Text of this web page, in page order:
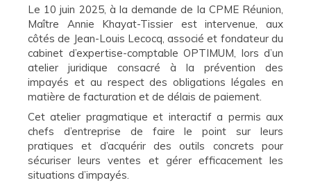
Le 10 juin 2025, à la demande de la CPME Réunion,
Maître Annie Khayat-Tissier est intervenue, aux
côtés de Jean-Louis Lecocq, associé et fondateur du
cabinet d’expertise-comptable OPTIMUM, lors d’un
atelier juridique consacré à la prévention des
impayés et au respect des obligations légales en
matière de facturation et de délais de paiement.
Cet atelier pragmatique et interactif a permis aux
chefs d’entreprise de faire le point sur leurs
pratiques et d’acquérir des outils concrets pour
sécuriser leurs ventes et gérer efficacement les
situations d’impayés.